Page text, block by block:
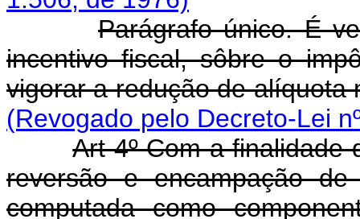
Parágrafo único. É
incentivo fiscal, sôbre o
vigorar a redução de alíquota
(Revogado pelo Decreto-Lei
Art 4º Com a finalidade
reversão e encampação
computada como